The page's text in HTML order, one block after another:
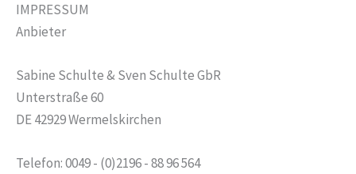
IMPRESSUM
Anbieter
Sabine Schulte & Sven Schulte GbR
Unterstraße 60
DE 42929 Wermelskirchen
Telefon: 0049 - (0)2196 - 88 96 564